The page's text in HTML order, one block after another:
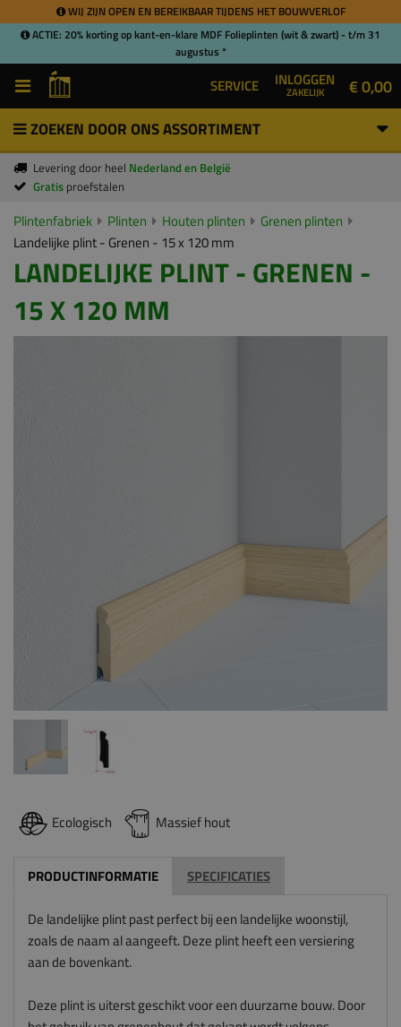
WIJ ZIJN OPEN EN BEREIKBAAR TIJDENS HET BOUWVERLOF
ACTIE: 20% korting op kant-en-klare MDF Folieplinten (wit & zwart) - t/m 31
augustus *
SERVICE INLOGGEN
ZAKELIJK € 0,00
ZOEKEN DOOR ONS ASSORTIMENT
Levering door heel Nederland en België
Gratis proefstalen
Plintenfabriek Plinten Houten plinten
Grenen plinten
Landelijke plint - Grenen - 15 x 120 mm
LANDELIJKE PLINT - GRENEN -
15 X 120 MM
Ecologisch Massief hout
PRODUCTINFORMATIE SPECIFICATIES
De landelijke plint past perfect bij een landelijke woonstijl,
zoals de naam al aangeeft. Deze plint heeft een versiering
aan de bovenkant.
Deze plint is uiterst geschikt voor een duurzame bouw. Door